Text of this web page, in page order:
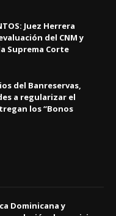
Juez Herrera
del CNM y
Suprema Corte
del Banreservas,
a regularizar el
los “Bonos
Dominicana y